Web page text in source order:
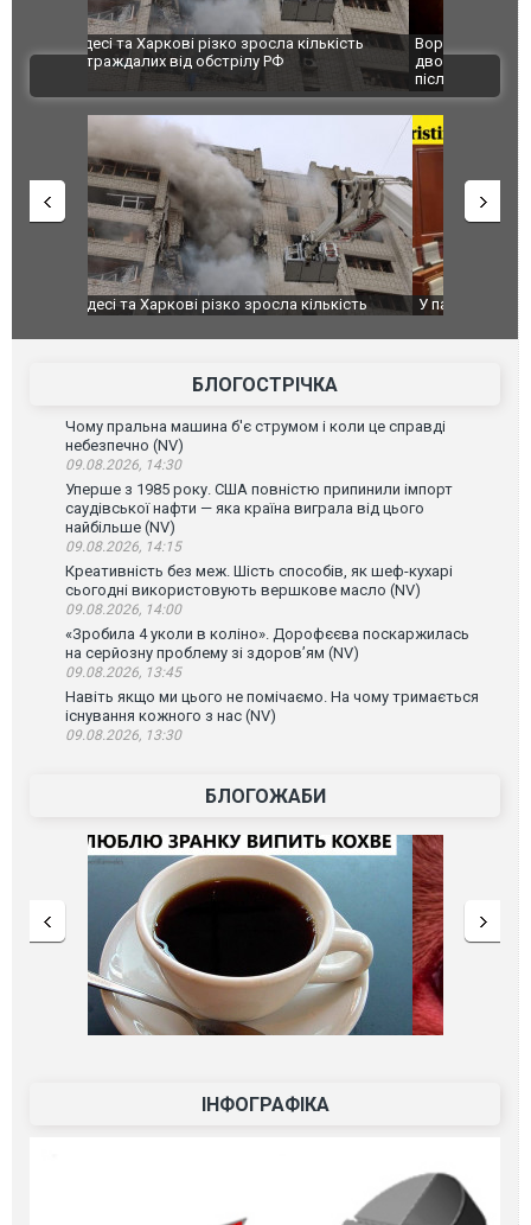
Ворог завдав комбінованого удару по Сумах,
двоє поранених. Ще десятеро постраждали
після атаки БПЛА по ринку на Сумщині. ФОТО
За 2000
склад
ВІДЕО
У парламенті Косово прем'єра закидали яйцями
Приїхав
до
зіркового
БЛОГОСТРІЧКА
Чому пральна машина б'є струмом і коли це справді
небезпечно (NV)
09.08.2026, 14:30
Уперше з 1985 року. США повністю припинили імпорт
саудівської нафти — яка країна виграла від цього
найбільше (NV)
09.08.2026, 14:15
Креативність без меж. Шість способів, як шеф-кухарі
сьогодні використовують вершкове масло (NV)
09.08.2026, 14:00
«Зробила 4 уколи в коліно». Дорофєєва поскаржилась
на серйозну проблему зі здоров’ям (NV)
09.08.2026, 13:45
Навіть якщо ми цього не помічаємо. На чому тримається
існування кожного з нас (NV)
09.08.2026, 13:30
БЛОГОЖАБИ
ІНФОГРАФІКА